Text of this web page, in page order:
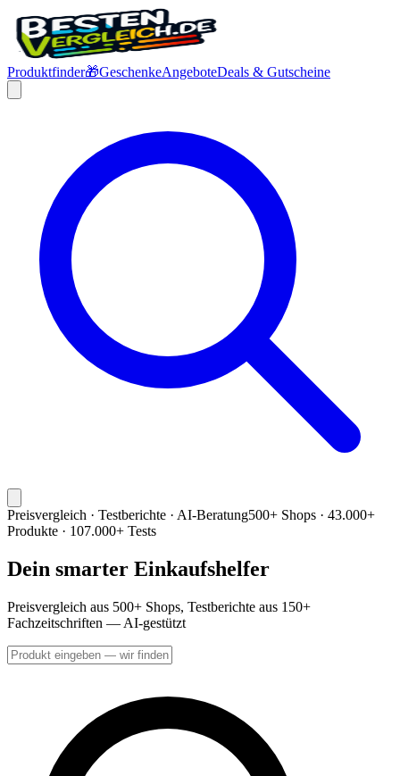
Produktfinder🎁GeschenkeAngeboteDeals & Gutscheine
Preisvergleich · Testberichte · AI-Beratung500+ Shops · 43.000+
Produkte · 107.000+ Tests
Dein smarter Einkaufshelfer
Preisvergleich aus 500+ Shops, Testberichte aus 150+
Fachzeitschriften — AI-gestützt